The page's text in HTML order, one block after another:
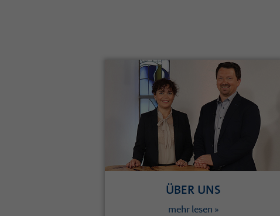
ÜBER UNS
mehr lesen »